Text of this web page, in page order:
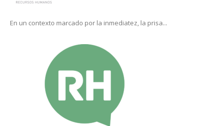
En un contexto marcado por la inmediatez, la prisa...